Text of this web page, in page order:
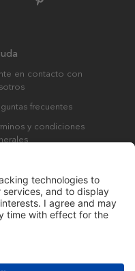
en contacto con
frecuentes
y condiciones
2023. Todos los derechos